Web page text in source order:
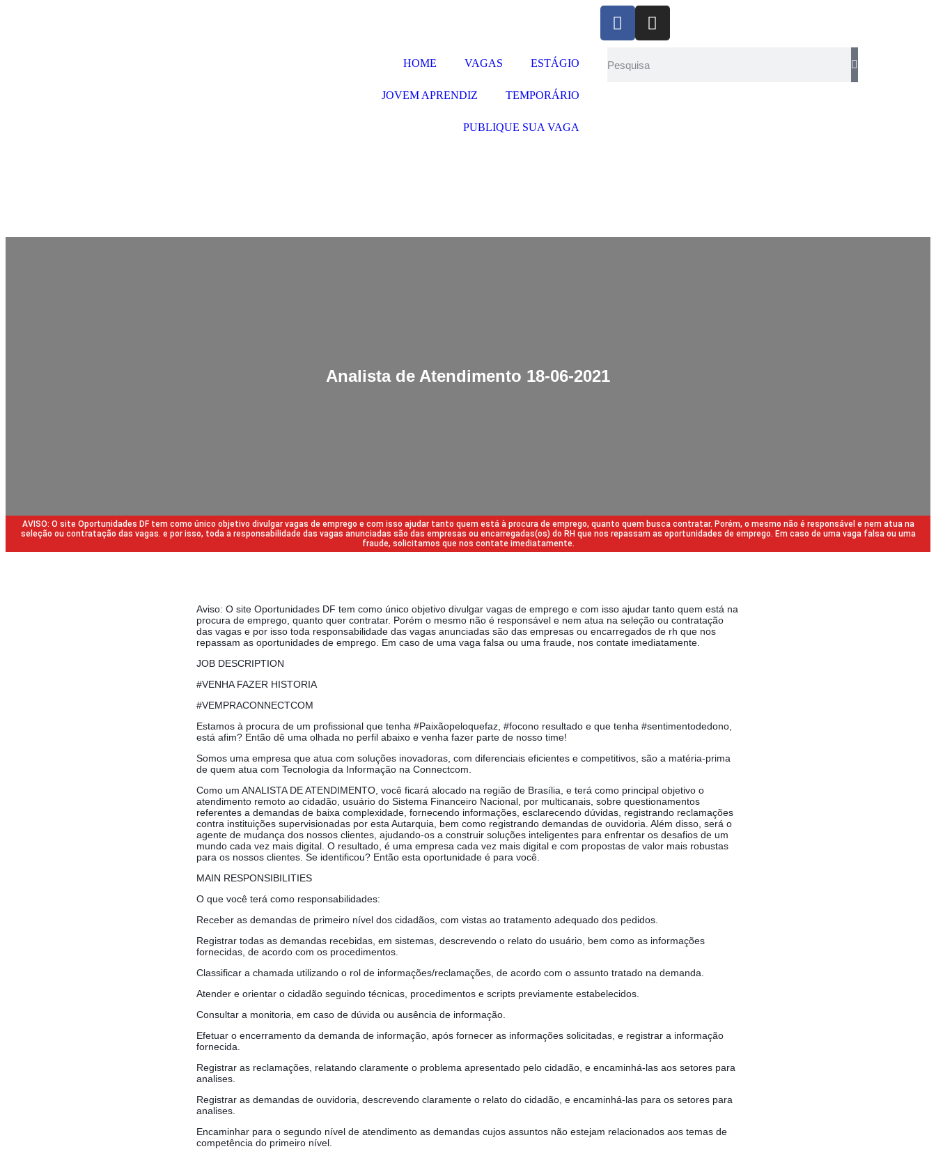
HOME VAGAS ESTÁGIO
JOVEM APRENDIZ TEMPORÁRIO
PUBLIQUE SUA VAGA
Analista de Atendimento 18-06-2021
AVISO: O site Oportunidades DF tem como único objetivo divulgar vagas de emprego e com isso ajudar tanto quem está à procura de emprego, quanto quem busca contratar. Porém, o mesmo não é responsável e nem atua na
seleção ou contratação das vagas. e por isso, toda a responsabilidade das vagas anunciadas são das empresas ou encarregadas(os) do RH que nos repassam as oportunidades de emprego. Em caso de uma vaga falsa ou uma
fraude, solicitamos que nos contate imediatamente.
Aviso: O site Oportunidades DF tem como único objetivo divulgar vagas de emprego e com isso ajudar tanto quem está na
procura de emprego, quanto quer contratar. Porém o mesmo não é responsável e nem atua na seleção ou contratação
das vagas e por isso toda responsabilidade das vagas anunciadas são das empresas ou encarregados de rh que nos
repassam as oportunidades de emprego. Em caso de uma vaga falsa ou uma fraude, nos contate imediatamente.
JOB DESCRIPTION
#VENHA FAZER HISTORIA
#VEMPRACONNECTCOM
Estamos à procura de um profissional que tenha #Paixãopeloquefaz, #focono resultado e que tenha #sentimentodedono,
está afim? Então dê uma olhada no perfil abaixo e venha fazer parte de nosso time!
Somos uma empresa que atua com soluções inovadoras, com diferenciais eficientes e competitivos, são a matéria-prima
de quem atua com Tecnologia da Informação na Connectcom.
Como um ANALISTA DE ATENDIMENTO, você ficará alocado na região de Brasília, e terá como principal objetivo o
atendimento remoto ao cidadão, usuário do Sistema Financeiro Nacional, por multicanais, sobre questionamentos
referentes a demandas de baixa complexidade, fornecendo informações, esclarecendo dúvidas, registrando reclamações
contra instituições supervisionadas por esta Autarquia, bem como registrando demandas de ouvidoria. Além disso, será o
agente de mudança dos nossos clientes, ajudando-os a construir soluções inteligentes para enfrentar os desafios de um
mundo cada vez mais digital. O resultado, é uma empresa cada vez mais digital e com propostas de valor mais robustas
para os nossos clientes. Se identificou? Então esta oportunidade é para você.
MAIN RESPONSIBILITIES
O que você terá como responsabilidades:
Receber as demandas de primeiro nível dos cidadãos, com vistas ao tratamento adequado dos pedidos.
Registrar todas as demandas recebidas, em sistemas, descrevendo o relato do usuário, bem como as informações
fornecidas, de acordo com os procedimentos.
Classificar a chamada utilizando o rol de informações/reclamações, de acordo com o assunto tratado na demanda.
Atender e orientar o cidadão seguindo técnicas, procedimentos e scripts previamente estabelecidos.
Consultar a monitoria, em caso de dúvida ou ausência de informação.
Efetuar o encerramento da demanda de informação, após fornecer as informações solicitadas, e registrar a informação
fornecida.
Registrar as reclamações, relatando claramente o problema apresentado pelo cidadão, e encaminhá-las aos setores para
analises.
Registrar as demandas de ouvidoria, descrevendo claramente o relato do cidadão, e encaminhá-las para os setores para
analises.
Encaminhar para o segundo nível de atendimento as demandas cujos assuntos não estejam relacionados aos temas de
competência do primeiro nível.